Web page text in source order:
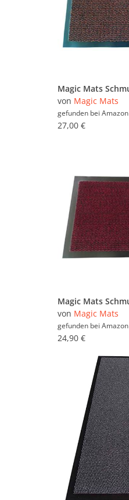
von Magic Mats
gefunden bei Amazon
27,00 €
von Magic Mats
gefunden bei Amazon
24,90 €